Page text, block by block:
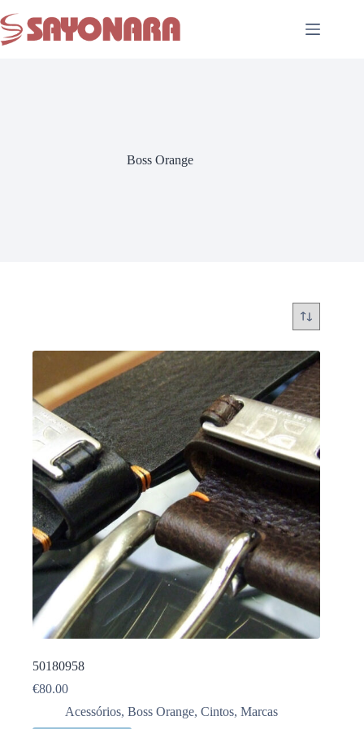
Boss Orange
50180958
€80.00
Acessórios, Boss Orange, Cintos, Marcas